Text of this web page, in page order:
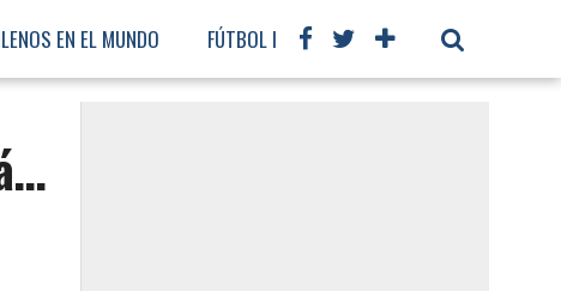
EN EL MUNDO FÚTBOL INTERNACIONAL